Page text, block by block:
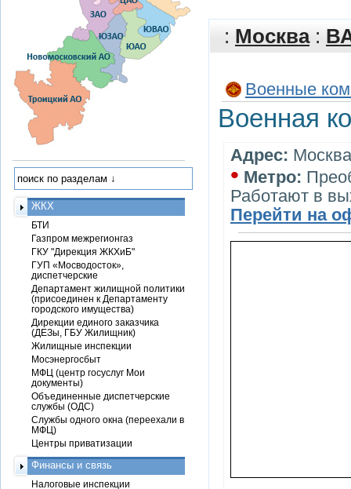
: Москва:
Военные
Военная
Адрес:
• Метро:
Работают в
Перейти на
ЖКХ
БТИ
Газпром межрегионгаз
ГКУ "Дирекция ЖКХиБ"
ГУП «Мосводосток»,
диспетчерские
Департамент жилищной политики
(присоединен к Департаменту
городского имущества)
Дирекции единого заказчика
(ДЕЗы, ГБУ Жилищник)
Жилищные инспекции
Мосэнергосбыт
МФЦ (центр госуслуг Мои
документы)
Объединенные диспетчерские
службы (ОДС)
Службы одного окна (переехали в
МФЦ)
Центры приватизации
Финансы и связь
Налоговые инспекции